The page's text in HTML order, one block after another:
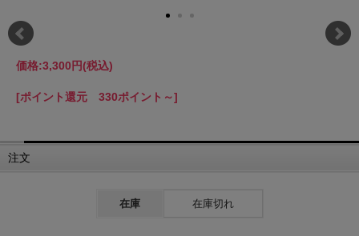
価格:3,300円(税込)
[ポイント還元 330ポイント～]
注文
在庫 在庫切れ